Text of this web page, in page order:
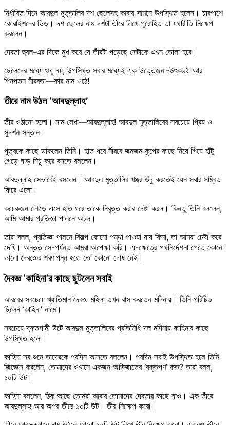
নির্ধারিত দিনে আবদুল মুত্তালিব দশ ছেলেসহ কাবার সামনে উপস্থিত হলেন। চারপাশে
কোরাইশদের ভিড়। দশ ছেলের নাম দশটা তীরে লিখে পুরোহিত তা যথারীতি নিক্ষেপ
করলেন।
দেবতা হুবল-এর দিকে মুখ করে যে তীরটা পড়েছে সেটাকে এখন তোলা হবে।
ছেলেদের মধ্যে শুধু নয়, উপস্থিত সবার মধ্যেই এক উত্তেজনা-উৎকণ্ঠা আর
পিনপতন নীরবতা—কার নাম ওঠে!
তীরে নাম উঠল ‘আবদুল্লাহ’
তীর ওঠানো হলো। নাম লেখা—আবদুল্লাহ! আবদুল মুত্তালিবের সবচেয়ে প্রিয় ও
সুদর্শন সন্তান।
পুত্রকে কাছে ডাকলেন তিনি। হাত ধরে নীরবে জমজম কূপের কাছে নিয়ে গিয়ে হাঁটু
গেড়ে ঘাড় নিচু করে বসতে বললেন।
আবদুল্লাহ সেভাবেই বসলেন। আবদুল মুত্তালিব খঞ্জর উঁচু করতেই যেন সবার সম্বিত
ফিরে এলো।
কয়েকজন দৌড়ে এসে হাত ধরে তাকে নিবৃত্ত করার চেষ্টা করল। কিন্তু তিনি বললেন,
আমি আমার প্রতিজ্ঞা পালনে অটল।
তারা বলল, প্রতিজ্ঞা পালনে বিকল্প কোনো পন্থা পাওয়া যায় কিনা, তা আমরা চেষ্টা করে
দেখি। অন্তত সে-পর্যন্ত আমরা অপেক্ষা করি। এ-ক্ষেত্রে পথনির্দেশনা পেতে কোনো
ভালো দৈবজ্ঞের শরণাপন্ন হতে তো কোনো দোষ নেই।
দৈবজ্ঞ ‘কাহিনা’র কাছে ছুটলেন সবাই
আরবের সবচেয়ে খ্যাতিমান দৈবজ্ঞ মহিলা তখন বাস করতেন মদিনায়। তিনি পরিচিত
ছিলেন ‘কাহিনা’ নামে।
সবচেয়ে দ্রুতগামী উটে আবদুল মুত্তালিবের প্রতিনিধি দল মদিনায় কাহিনার কাছে
উপস্থিত হলো।
কাহিনা সব শুনে তাদেরকে পরদিন আসতে বললেন। পরদিন সবাই উপস্থিত হলে তিনি
জিজ্ঞেস করলেন, তোমাদের ওখানে একজন অভিজাতের ‘রক্তপণ’ কত? তারা বলল,
১০টি উট।
কাহিনা বললেন, ঠিক আছে তোমরা আবার তোমাদের দেবতার কাছে যাও। এক তীরে
আবদুল্লাহ আর অপর তীরে ১০টি উট। তীর নিক্ষেপ করো।